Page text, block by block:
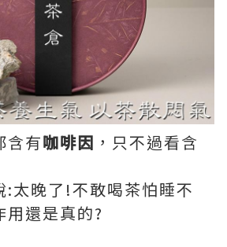
含有咖啡因 ，只不過看含
:太晚了!不敢喝茶怕睡不
用還是真的?